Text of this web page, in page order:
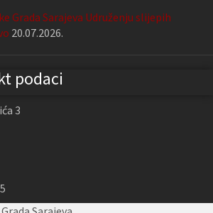
Grada Sarajeva Udruženju slijepih
20.07.2026.
podaci
3